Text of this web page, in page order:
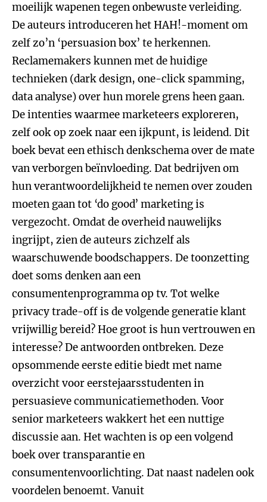
moeilijk wapenen tegen onbewuste verleiding.
De auteurs introduceren het HAH!-moment om
zelf zo’n ‘persuasion box’ te herkennen.
Reclamemakers kunnen met de huidige
technieken (dark design, one-click spamming,
data analyse) over hun morele grens heen gaan.
De intenties waarmee marketeers exploreren,
zelf ook op zoek naar een ijkpunt, is leidend. Dit
boek bevat een ethisch denkschema over de mate
van verborgen beïnvloeding. Dat bedrijven om
hun verantwoordelijkheid te nemen over zouden
moeten gaan tot ‘do good’ marketing is
vergezocht. Omdat de overheid nauwelijks
ingrijpt, zien de auteurs zichzelf als
waarschuwende boodschappers. De toonzetting
doet soms denken aan een
consumentenprogramma op tv. Tot welke
privacy trade-off is de volgende generatie klant
vrijwillig bereid? Hoe groot is hun vertrouwen en
interesse? De antwoorden ontbreken. Deze
opsommende eerste editie biedt met name
overzicht voor eerstejaarsstudenten in
persuasieve communicatiemethoden. Voor
senior marketeers wakkert het een nuttige
discussie aan. Het wachten is op een volgend
boek over transparantie en
consumentenvoorlichting. Dat naast nadelen ook
voordelen benoemt. Vanuit